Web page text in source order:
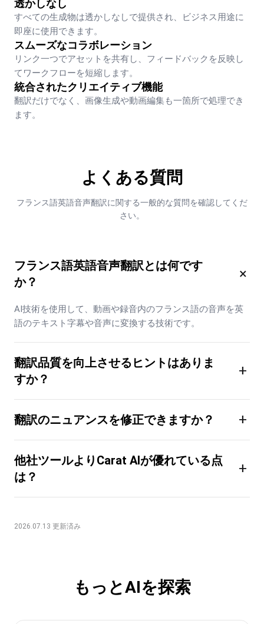
透かしなし
すべての生成物は透かしなしで提供され、ビジネス用途に
即座に使用できます。
スムーズなコラボレーション
リンク一つでアセットを共有し、フィードバックを反映し
てワークフローを短縮します。
統合されたクリエイティブ機能
翻訳だけでなく、画像生成や動画編集も一箇所で処理でき
ます。
よくある質問
フランス語英語音声翻訳に関する一般的な質問を確認してくだ
さい。
フランス語英語音声翻訳とは何です
か？
×
AI技術を使用して、動画や録音内のフランス語の音声を英
語のテキスト字幕や音声に変換する技術です。
翻訳品質を向上させるヒントはありま
すか？
+
翻訳のニュアンスを修正できますか？ +
他社ツールよりCarat AIが優れている点
は？
+
2026.07.13 更新済み
もっとAIを探索